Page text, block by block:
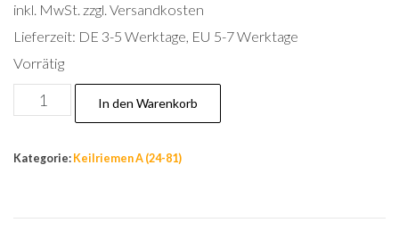
inkl. MwSt. zzgl. Versandkosten
Lieferzeit: DE 3-5 Werktage, EU 5-7 Werktage
Vorrätig
Nr.30
Riemen
13x670
In den Warenkorb
Kategorie: Keilriemen A (24-81)